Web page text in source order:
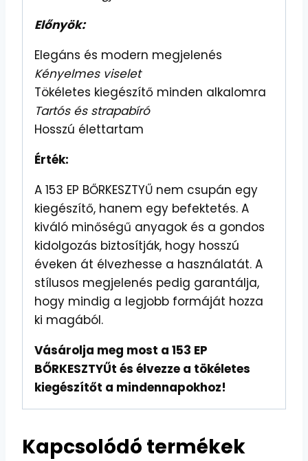
Előnyök:
Elegáns és modern megjelenés
Kényelmes viselet
Tökéletes kiegészítő minden alkalomra
Tartós és strapabíró
Hosszú élettartam
Érték:
A 153 EP BŐRKESZTYŰ nem csupán egy
kiegészítő, hanem egy befektetés. A
kiváló minőségű anyagok és a gondos
kidolgozás biztosítják, hogy hosszú
éveken át élvezhesse a használatát. A
stílusos megjelenés pedig garantálja,
hogy mindig a legjobb formáját hozza
ki magából.
Vásárolja meg most a 153 EP
BŐRKESZTYŰt és élvezze a tökéletes
kiegészítőt a mindennapokhoz!
Kapcsolódó termékek